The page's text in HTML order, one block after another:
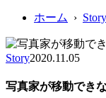
ホーム › Story
Story2020.11.05
写真家が移動でき